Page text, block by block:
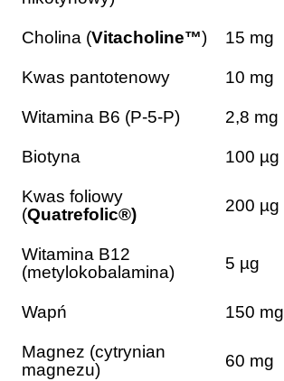
Cholina (Vitacholine™) 15 mg
Kwas pantotenowy 10 mg
Witamina B6 (P-5-P) 2,8 mg
Biotyna 100 µg
Kwas foliowy
(Quatrefolic®) 200 µg
Witamina B12
(metylokobalamina)
5 µg
Wapń 150 mg
Magnez (cytrynian
magnezu)
60 mg